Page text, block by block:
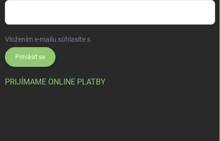
Vložením e-mailu súhlasíte s
Prihlásiť sa
PRIJÍMAME ONLINE PLATBY